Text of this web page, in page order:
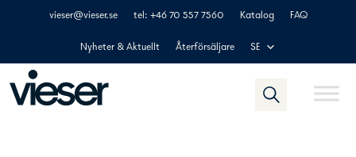
vieser@vieser.se tel: +46 70 557 7560 Katalog FAQ
Nyheter & Aktuellt Återförsäljare SE